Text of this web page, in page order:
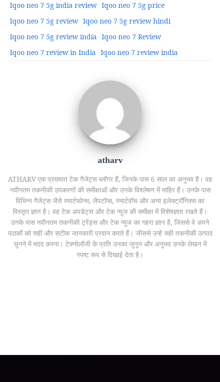
Iqoo neo 7 5g india review Iqoo neo 7 5g price
Iqoo neo 7 5g review Iqoo neo 7 5g review hindi
Iqoo neo 7 5g review india Iqoo neo 7 Review
Iqoo neo 7 review in India Iqoo neo 7 review india
atharv
ATHARV एक प्रख्यात टेक गैजेट्स ब्लॉगर हैं, जिनके पास 6 साल का अनुभव है। वह
नवीनतम तकनीकी उपकरणों की समीक्षाओं और उनके विश्लेषण में माहिर हैं। उनके पास
विभिन्न गैजेट्स जैसे स्मार्टफोन्स, लैपटॉप्स, स्मार्टवॉच और अन्य इलेक्ट्रॉनिक्स का
विस्तृत ज्ञान है। वह टेक अपडेट्स और टेक न्यूज की समीक्षा में विशेषज्ञता रखते हैं।
उनके पास नवीनतम तकनीकी ट्रेंड्स और टेक न्युज का गहरा ज्ञान है, जिससे वे अपने
पाठकों को सही और सटीक जानकारी प्रदान करते हैं। जीससे उन्हें सही तकनीकी उत्पाद
चुनने में मदद करना। टेक्नोलॉजी के प्रति उनका जुनून और अनुभव उनके लेखन में
स्पष्ट रूप से दिखाई देता है।